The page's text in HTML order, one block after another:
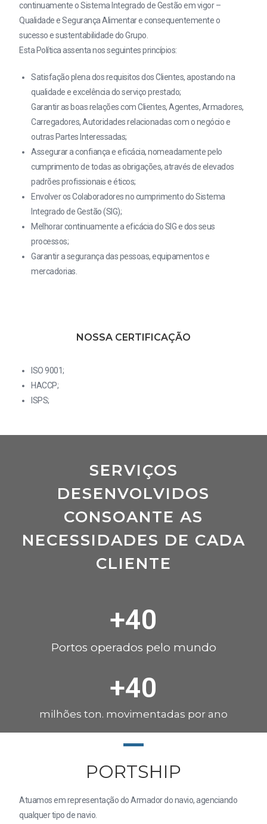
continuamente o Sistema Integrado de Gestão em vigor –
Qualidade e Segurança Alimentar e consequentemente o
sucesso e sustentabilidade do Grupo.
Esta Política assenta nos seguintes princípios:
Satisfação plena dos requisitos dos Clientes, apostando na
qualidade e excelência do serviço prestado;
Garantir as boas relações com Clientes, Agentes, Armadores,
Carregadores, Autoridades relacionadas com o negócio e
outras Partes Interessadas;
Assegurar a confiança e eficácia, nomeadamente pelo
cumprimento de todas as obrigações, através de elevados
padrões profissionais e éticos;
Envolver os Colaboradores no cumprimento do Sistema
Integrado de Gestão (SIG);
Melhorar continuamente a eficácia do SIG e dos seus
processos;
Garantir a segurança das pessoas, equipamentos e
mercadorias.
NOSSA CERTIFICAÇÃO
ISO 9001;
HACCP;
ISPS;
SERVIÇOS
DESENVOLVIDOS
CONSOANTE AS
NECESSIDADES DE CADA
CLIENTE
+40
Portos operados pelo mundo
+40
milhões ton. movimentadas por ano
PORTSHIP
Atuamos em representação do Armador do navio, agenciando
qualquer tipo de navio.